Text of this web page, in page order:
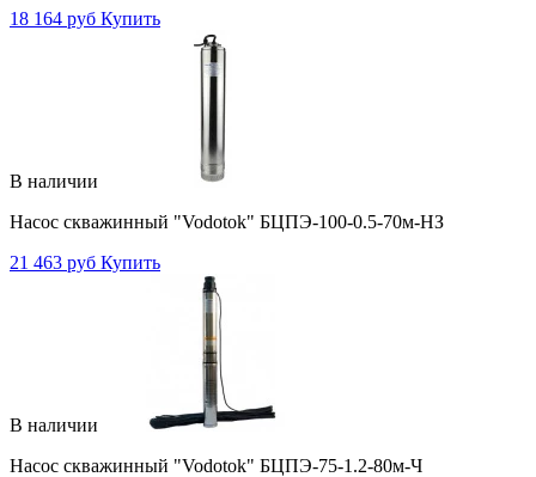
18 164 руб Купить
В наличии
Насос скважинный "Vodotok" БЦПЭ-100-0.5-70м-НЗ
21 463 руб Купить
В наличии
Насос скважинный "Vodotok" БЦПЭ-75-1.2-80м-Ч